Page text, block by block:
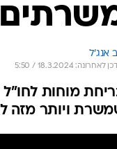
אנג'ל
לאחרונה: 18.3.2024 / 5:50
מוחות
ויותר מזה